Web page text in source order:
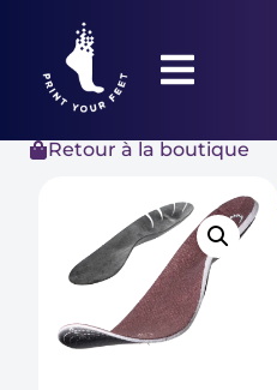
Retour à la boutique